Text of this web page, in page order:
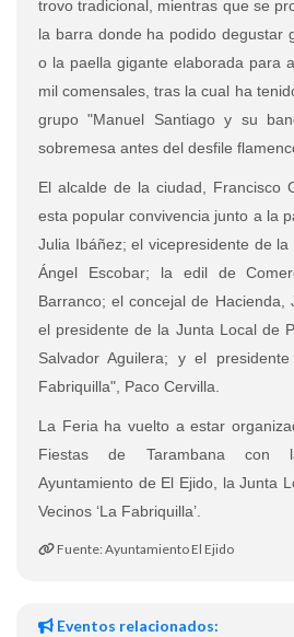
trovo tradicional, mientras que se
la barra donde ha podido degustar
o la paella gigante elaborada para
mil comensales, tras la cual ha
grupo "Manuel Santiago y su
sobremesa antes del desfile
El alcalde de la ciudad, Francisco
esta popular convivencia junto a la
Julia Ibáñez; el vicepresidente de la
Ángel Escobar; la edil de
Barranco; el concejal de Hacienda,
el presidente de la Junta Local de
Salvador Aguilera; y el
Fabriquilla", Paco Cervilla.
La Feria ha vuelto a estar
Fiestas de Tarambana con
Ayuntamiento de El Ejido, la Junta
Vecinos ‘La Fabriquilla’.
Fuente: Ayuntamiento El Ejido
Eventos relacionados: